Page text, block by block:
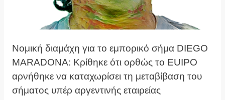
Νομική διαμάχη για το εμπορικό σήμα DIEGO
MARADONA: Κρίθηκε ότι ορθώς το EUIPO
αρνήθηκε να καταχωρίσει τη μεταβίβαση του
σήματος υπέρ αργεντινής εταιρείας